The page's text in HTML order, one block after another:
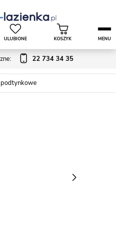
22 734 34 35
ULUBIONE KOSZYK MENU